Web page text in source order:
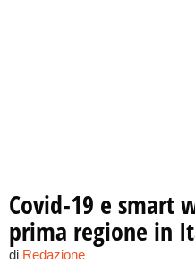
Covid-19 e smart
prima regione in
di Redazione